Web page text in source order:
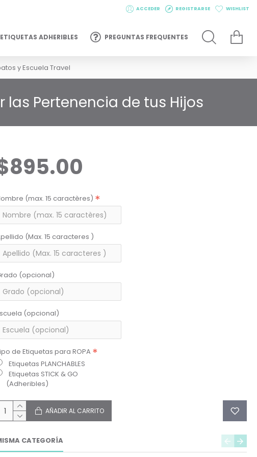
ACCEDER REGISTRARSE WISHLIST
ETIQUETAS ADHERIBLES PREGUNTAS FREQUENTES
y Escuela Travel
las Pertenencia de tus Hijos
(max. 15 caractères)
(Max. 15 caracteres )
(opcional)
(opcional)
de Etiquetas para ROPA
Etiquetas PLANCHABLES
Etiquetas STICK & GO
(Adheribles)
AÑADIR AL CARRITO
CATEGORÍA